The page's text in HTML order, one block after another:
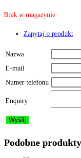
Brak w magazynie
Zapytaj o produkt
Nazwa
E-mail
Numer telefonu
Enquiry
Podobne produkty